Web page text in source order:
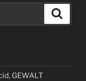
GEWALT